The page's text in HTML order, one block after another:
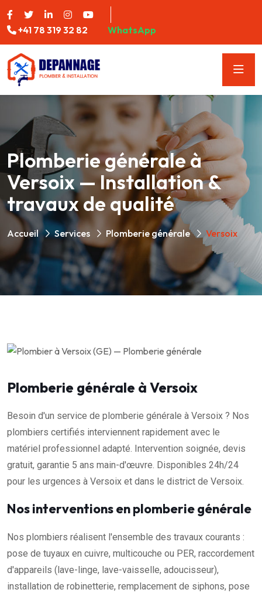
+41 78 319 32 82 WhatsApp
Plomberie générale à
Versoix — Installation &
travaux de qualité
Accueil Services Plomberie générale Versoix
Plomberie générale à Versoix
Besoin d'un service de plomberie générale à Versoix ? Nos
plombiers certifiés interviennent rapidement avec le
matériel professionnel adapté. Intervention soignée, devis
gratuit, garantie 5 ans main-d'œuvre. Disponibles 24h/24
pour les urgences à Versoix et dans le district de Versoix.
Nos interventions en plomberie générale
Nos plombiers réalisent l'ensemble des travaux courants :
pose de tuyaux en cuivre, multicouche ou PER, raccordement
d'appareils (lave-linge, lave-vaisselle, adoucisseur),
installation de robinetterie, remplacement de siphons, pose